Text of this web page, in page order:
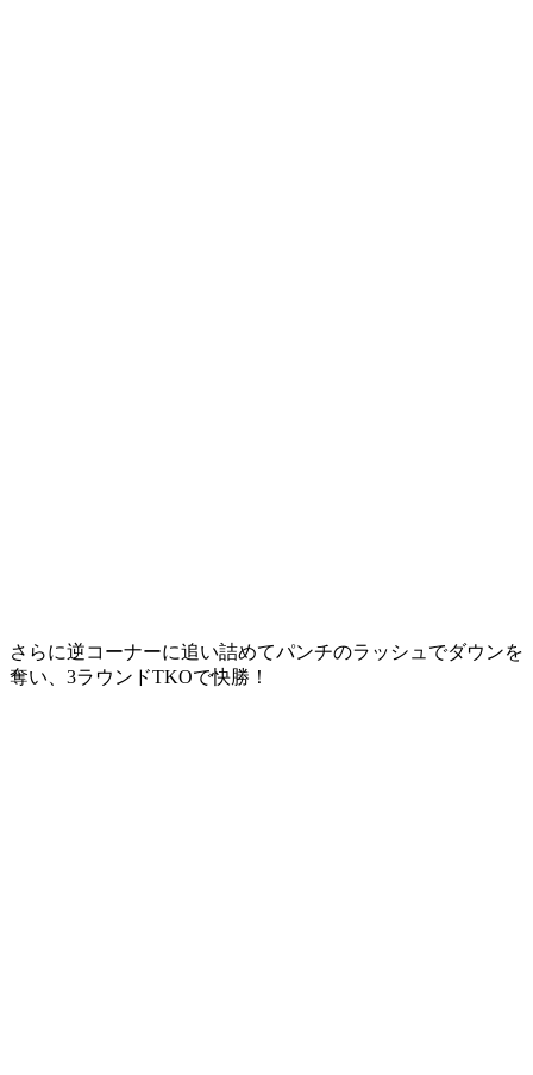
さらに逆コーナーに追い詰めてパンチのラッシュでダウンを
奪い、3ラウンドTKOで快勝！